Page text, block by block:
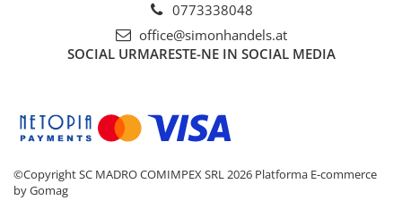
0773338048
office@simonhandels.at
SOCIAL URMARESTE-NE IN SOCIAL MEDIA
©Copyright SC MADRO COMIMPEX SRL 2026 Platforma E-commerce
by Gomag